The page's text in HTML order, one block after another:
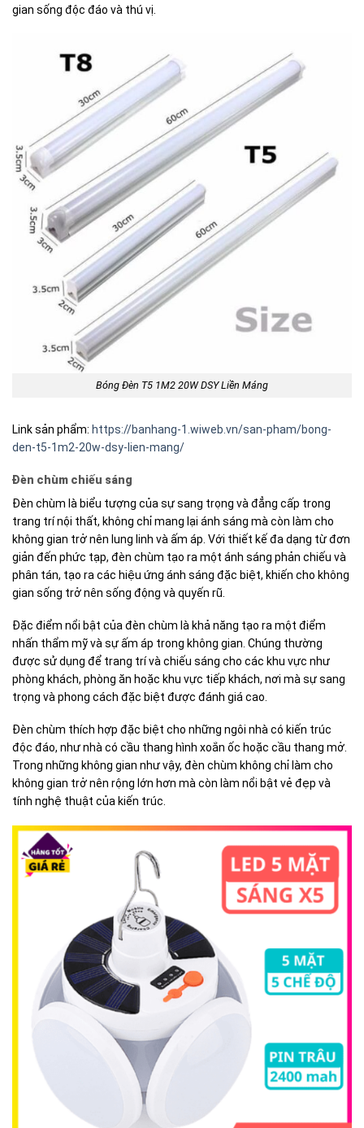
gian sống độc đáo và thú vị.
Bóng Đèn T5 1M2 20W DSY Liền Máng
Link sản phẩm: https://banhang-1.wiweb.vn/san-pham/bong-
den-t5-1m2-20w-dsy-lien-mang/
Đèn chùm chiếu sáng
Đèn chùm là biểu tượng của sự sang trọng và đẳng cấp trong
trang trí nội thất, không chỉ mang lại ánh sáng mà còn làm cho
không gian trở nên lung linh và ấm áp. Với thiết kế đa dạng từ đơn
giản đến phức tạp, đèn chùm tạo ra một ánh sáng phản chiếu và
phân tán, tạo ra các hiệu ứng ánh sáng đặc biệt, khiến cho không
gian sống trở nên sống động và quyến rũ.
Đặc điểm nổi bật của đèn chùm là khả năng tạo ra một điểm
nhấn thẩm mỹ và sự ấm áp trong không gian. Chúng thường
được sử dụng để trang trí và chiếu sáng cho các khu vực như
phòng khách, phòng ăn hoặc khu vực tiếp khách, nơi mà sự sang
trọng và phong cách đặc biệt được đánh giá cao.
Đèn chùm thích hợp đặc biệt cho những ngôi nhà có kiến trúc
độc đáo, như nhà có cầu thang hình xoắn ốc hoặc cầu thang mở.
Trong những không gian như vậy, đèn chùm không chỉ làm cho
không gian trở nên rộng lớn hơn mà còn làm nổi bật vẻ đẹp và
tính nghệ thuật của kiến trúc.